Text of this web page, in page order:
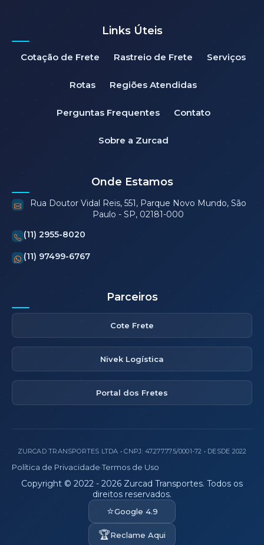
Links Úteis
Cotação de Frete Rastreio de Frete Serviços
Rotas Regiões Atendidas
Perguntas Frequentes Contato
Sobre a Zurcad
Onde Estamos
Rua Doutor Vidal Reis, 551, Parque Novo Mundo, São
Paulo - SP, 02181-000
(11) 2955-8020
(11) 97499-6767
Parceiros
Cote Frete
Nivek Logística
Portal dos Fretes
ZURCAD TRANSPORTES LTDA • CNPJ: 47.277.775/0001-72 • DESDE 2022
Política de Privacidade·Termos de Uso
Copyright © 2022 - 2026 Zurcad Transportes. Todos os
direitos reservados.
⭐Google 4.9
🏆Reclame Aqui